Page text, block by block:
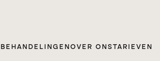
BEHANDELINGEN OVER ONS TARIEVEN